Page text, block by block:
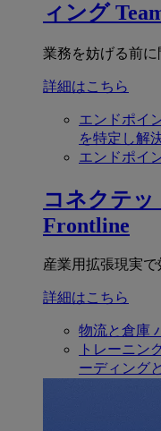
ィング
業務を妨げる前に
詳細はこちら
エンドポイ
を特定し解
エンドポイ
コネクテッ
Frontline
産業用拡張現実で
詳細はこちら
物流と倉庫
トレーニン
ーディング